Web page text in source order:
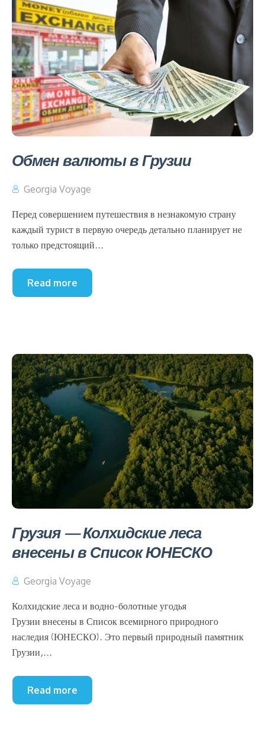
Обмен валюты в Грузии
Georgia Voyage
Перед совершением путешествия в незнакомую страну
каждый турист в первую очередь детально планирует не
только предстоящий...
Read more
Грузия — Колхидские леса
внесены в Список ЮНЕСКО
Georgia Voyage
Колхидские леса и водно-болотные угодья
Грузии внесены в Список всемирного природного
наследия (ЮНЕСКО). Это первый природный памятник
Грузии,...
Read more